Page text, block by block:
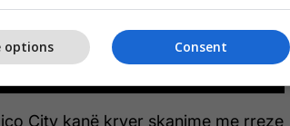
City kanë kryer skanime me rreze
Consent
options